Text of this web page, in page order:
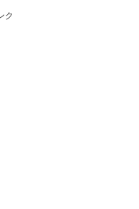
ク